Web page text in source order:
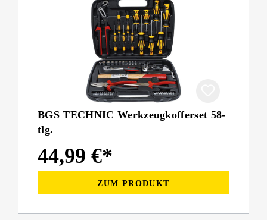
BGS TECHNIC Werkzeugkofferset 58-
tlg.
44,99 €*
ZUM PRODUKT